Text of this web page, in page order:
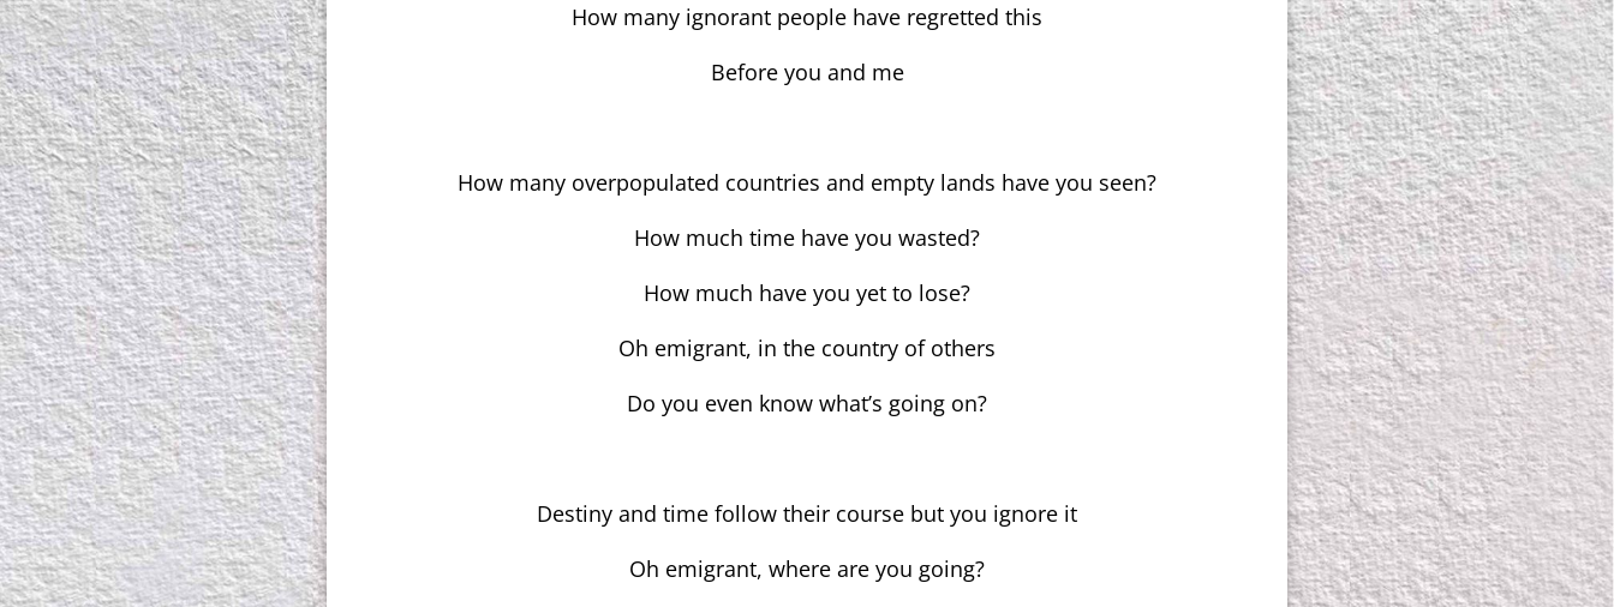
How many ignorant people have regretted this
Before you and me
How many overpopulated countries and empty lands have you seen?
How much time have you wasted?
How much have you yet to lose?
Oh emigrant, in the country of others
Do you even know what’s going on?
Destiny and time follow their course but you ignore it
Oh emigrant, where are you going?